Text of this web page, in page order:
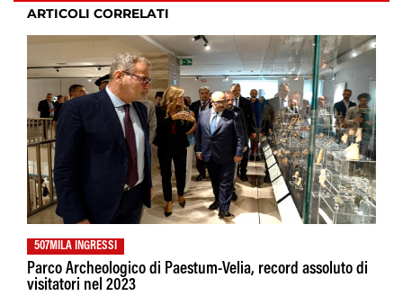
ARTICOLI CORRELATI
507MILA INGRESSI
Parco Archeologico di Paestum-Velia, record assoluto di
visitatori nel 2023